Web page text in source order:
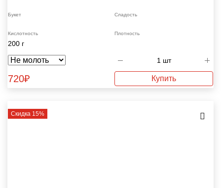
Букет Сладость
Кислотность Плотность
200 г
720₽ Купить
Скидка 15%